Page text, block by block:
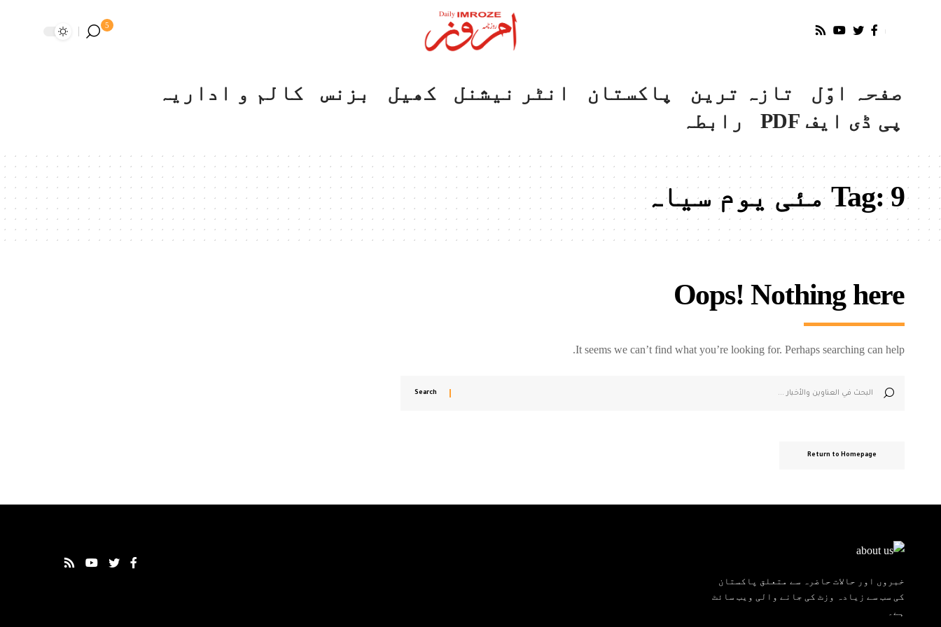
5
صفحہ اوّل تازہ ترین پاکستان انٹر نیشنل کھیل بزنس
کالم و اداریہ
پی ڈی ایف PDF
رابطہ
Tag:9 مئی یوم سیاہ
Oops! Nothing here
It seems we can’t find what you’re looking for. Perhaps searching can help.
Return to Homepage
خبروں اور حالات حاضرہ سے متعلق پاکستان
کی سب سے زیادہ وزٹ کی جانے والی ویب سائٹ
ہے۔